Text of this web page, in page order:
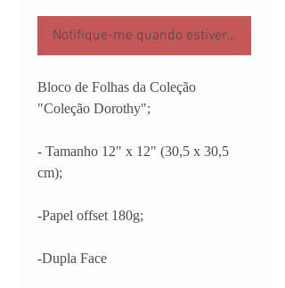
Notifique-me quando estiver disponível
Bloco de Folhas da Coleção
"Coleção Dorothy";
- Tamanho 12" x 12" (30,5 x 30,5
cm);
-Papel offset 180g;
-Dupla Face